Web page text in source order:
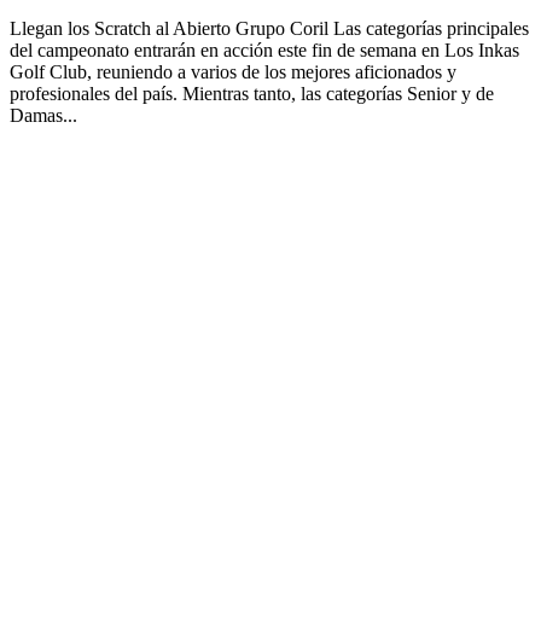
Llegan los Scratch al Abierto Grupo Coril Las categorías principales
del campeonato entrarán en acción este fin de semana en Los Inkas
Golf Club, reuniendo a varios de los mejores aficionados y
profesionales del país. Mientras tanto, las categorías Senior y de
Damas...